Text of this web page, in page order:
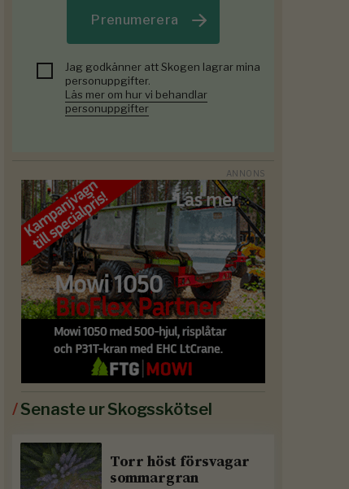
Prenumerera
Jag godkänner att Skogen lagrar mina
personuppgifter.
Läs mer om hur vi behandlar
personuppgifter
/Senaste ur Skogsskötsel
Torr höst försvagar
sommargran